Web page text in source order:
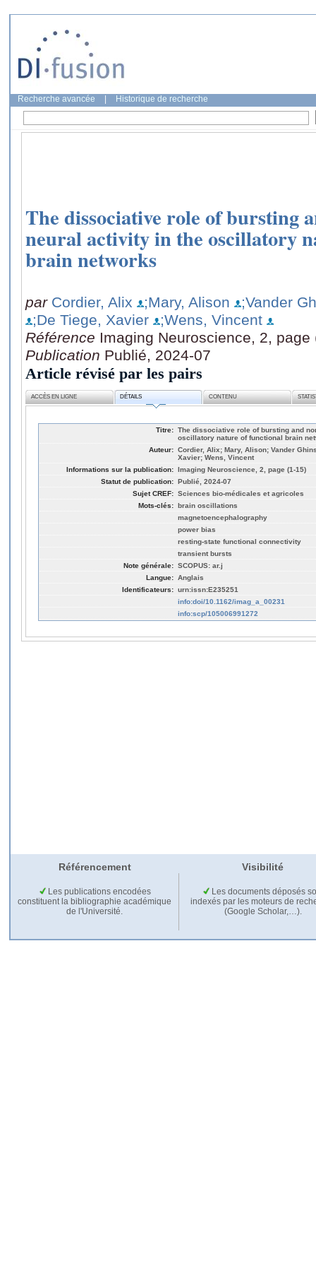
Recherche avancée Historique de recherche
The dissociative role of bursting
neural activity in the oscillatory
brain networks
par Cordier, Alix ;Mary, Alison
;Vander
;De Tiege, Xavier
;Wens, Vincent
Référence Imaging Neuroscience, 2, page
Publication Publié, 2024-07
Article révisé par les pairs
ACCÈS EN LIGNE DÉTAILS CONTENU
Titre: The dissociative role of bursting and
oscillatory nature of functional brain
Auteur: Cordier, Alix; Mary, Alison; Vander
Xavier; Wens, Vincent
Informations sur la publication: Imaging Neuroscience, 2, page (1-15)
Statut de publication: Publié, 2024-07
Sujet CREF: Sciences bio-médicales et agricoles
Mots-clés: brain oscillations
magnetoencephalography
power bias
resting-state functional connectivity
transient bursts
Note générale: SCOPUS: ar.j
Langue: Anglais
Identificateurs: urn:issn:E235251
info:doi/10.1162/imag_a_00231
info:scp/105006991272
Référencement Visibilité
Les publications encodées
constituent la bibliographie académique
de l'Université.
Les documents déposés
indexés par les moteurs de
(Google Scholar,…).